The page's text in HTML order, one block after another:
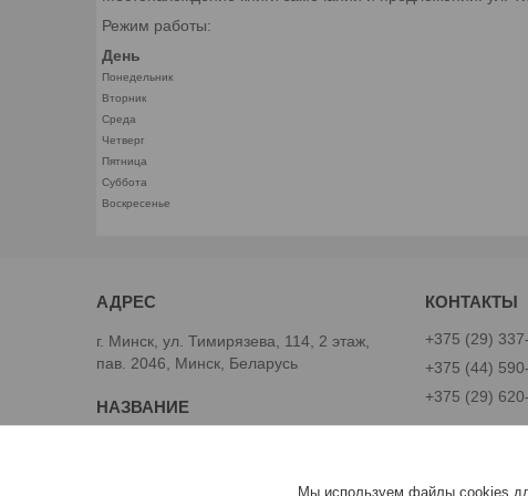
Режим работы:
День
Понедельник
Вторник
Среда
Четверг
Пятница
Суббота
Воскресенье
г. Минск, ул. Тимирязева, 114, 2 этаж,
пав. 2046, Минск, Беларусь
+375 (29)
+375 (44)
+375 (29)
Мы используем файлы cookies